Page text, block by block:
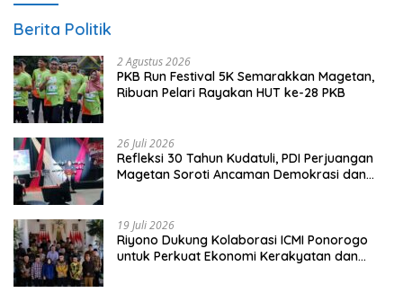
Berita Politik
2 Agustus 2026
PKB Run Festival 5K Semarakkan Magetan,
Ribuan Pelari Rayakan HUT ke-28 PKB
26 Juli 2026
Refleksi 30 Tahun Kudatuli, PDI Perjuangan
Magetan Soroti Ancaman Demokrasi dan
19 Juli 2026
Riyono Dukung Kolaborasi ICMI Ponorogo
untuk Perkuat Ekonomi Kerakyatan dan